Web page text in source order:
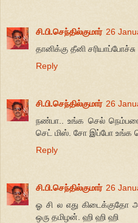
சி.பி.செந்தில்குமார் 26
தானிக்கு தீனி சரியாப்போச்சு
Reply
சி.பி.செந்தில்குமார் 26
நண்பா.. உங்க செல்
செட் மிஸ். சோ இப்போ உங்க
Reply
சி.பி.செந்தில்குமார் 26
ஓ சி ல எது கிடைக்குதோ
ஒரு தமிழன். ஹி ஹி ஹி